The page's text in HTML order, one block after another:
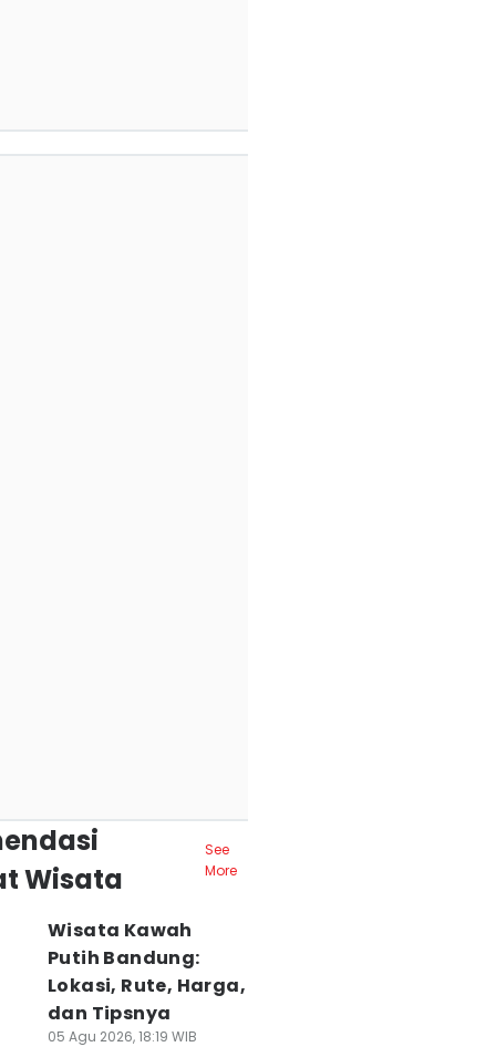
Wisata
See
More
Wisata Kawah
Putih Bandung:
Lokasi, Rute, Harga,
dan Tipsnya
05 Agu 2026, 18:19 WIB